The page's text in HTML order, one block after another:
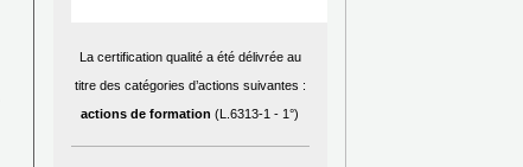
La certification qualité a été délivrée au
titre des catégories d’actions suivantes :
actions de formation (L.6313-1 - 1°)